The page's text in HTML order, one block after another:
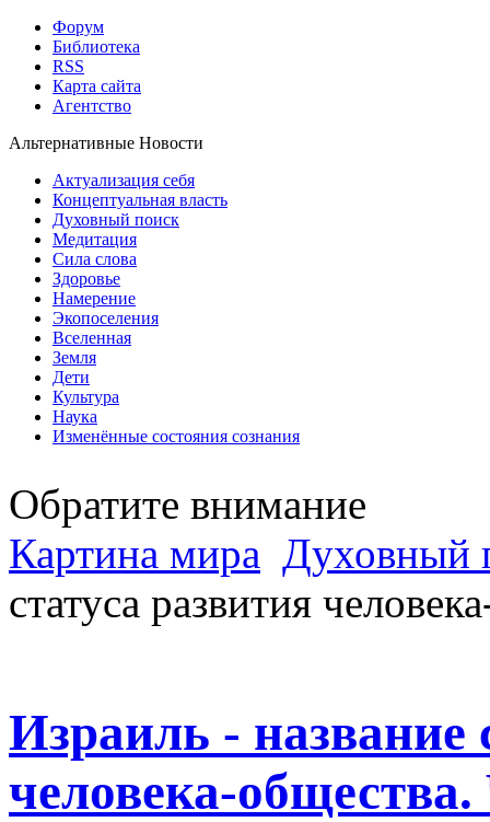
Форум
Библиотека
RSS
Карта сайта
Агентство
Альтернативные Новости
Актуализация себя
Концептуальная власть
Духовный поиск
Медитация
Сила слова
Здоровье
Намерение
Экопоселения
Вселенная
Земля
Дети
Культура
Наука
Изменённые состояния сознания
Обратите внимание
Картина мира Духовный
статуса развития
Израиль - название
человека-общества.